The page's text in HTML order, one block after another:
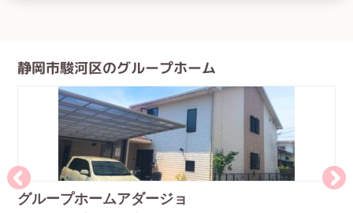
静岡市駿河区のグループホーム
グループホームアダージョ